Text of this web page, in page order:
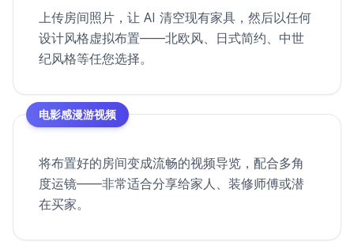
上传房间照片，让 AI 清空现有家具，然后以任何
设计风格虚拟布置——北欧风、日式简约、中世
纪风格等任您选择。
电影感漫游视频
将布置好的房间变成流畅的视频导览，配合多角
度运镜——非常适合分享给家人、装修师傅或潜
在买家。